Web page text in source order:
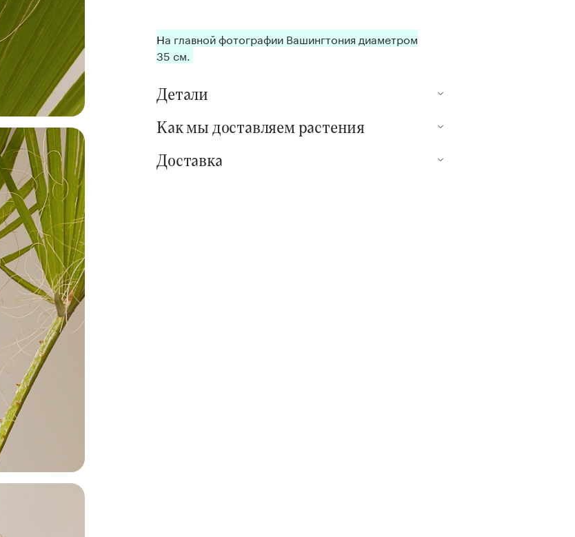
На главной фотографии Вашингтония диаметром
35 см.
Детали
Как мы доставляем растения
Доставка